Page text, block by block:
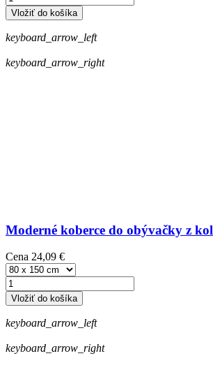
Vložiť do košíka
keyboard_arrow_left
keyboard_arrow_right
Moderné koberce do obývačky z
Cena 24,09 €
Vložiť do košíka
keyboard_arrow_left
keyboard_arrow_right